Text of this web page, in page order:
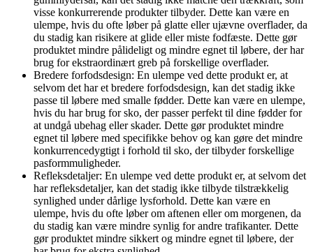
visse konkurrerende produkter tilbyder. Dette kan være en
ulempe, hvis du ofte løber på glatte eller ujævne overflader, da
du stadig kan risikere at glide eller miste fodfæste. Dette gør
produktet mindre pålideligt og mindre egnet til løbere, der har
brug for ekstraordinært greb på forskellige overflader.
Bredere forfodsdesign: En ulempe ved dette produkt er, at
selvom det har et bredere forfodsdesign, kan det stadig ikke
passe til løbere med smalle fødder. Dette kan være en ulempe,
hvis du har brug for sko, der passer perfekt til dine fødder for
at undgå ubehag eller skader. Dette gør produktet mindre
egnet til løbere med specifikke behov og kan gøre det mindre
konkurrencedygtigt i forhold til sko, der tilbyder forskellige
pasformmuligheder.
Refleksdetaljer: En ulempe ved dette produkt er, at selvom det
har refleksdetaljer, kan det stadig ikke tilbyde tilstrækkelig
synlighed under dårlige lysforhold. Dette kan være en
ulempe, hvis du ofte løber om aftenen eller om morgenen, da
du stadig kan være mindre synlig for andre trafikanter. Dette
gør produktet mindre sikkert og mindre egnet til løbere, der